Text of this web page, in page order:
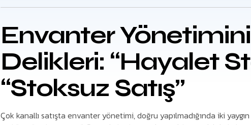
Envanter
Delikleri: “Hayalet
“Stoksuz Satış”
Çok kanallı satışta envanter yönetimi, doğru yapılmadığında iki